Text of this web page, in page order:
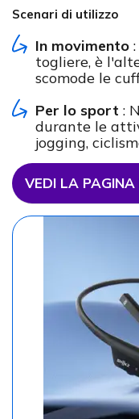
Scenari di utilizzo
In movimento
togliere, è
scomode le
Per lo sport :
durante le
jogging,
VEDI LA